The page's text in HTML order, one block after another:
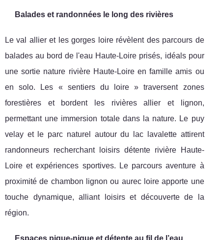
Balades et randonnées le long des rivières
Le val allier et les gorges loire révèlent des parcours de
balades au bord de l'eau Haute-Loire prisés, idéals pour
une sortie nature rivière Haute-Loire en famille amis ou
en solo. Les « sentiers du loire » traversent zones
forestières et bordent les rivières allier et lignon,
permettant une immersion totale dans la nature. Le puy
velay et le parc naturel autour du lac lavalette attirent
randonneurs recherchant loisirs détente rivière Haute-
Loire et expériences sportives. Le parcours aventure à
proximité de chambon lignon ou aurec loire apporte une
touche dynamique, alliant loisirs et découverte de la
région.